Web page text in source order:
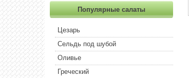
Популярные салаты
Цезарь
Сельдь под шубой
Оливье
Греческий